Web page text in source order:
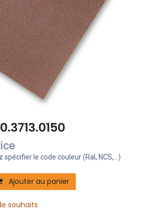
spécifier le code couleur (Ral, NCS,...)
Ajouter au panier
souhaits